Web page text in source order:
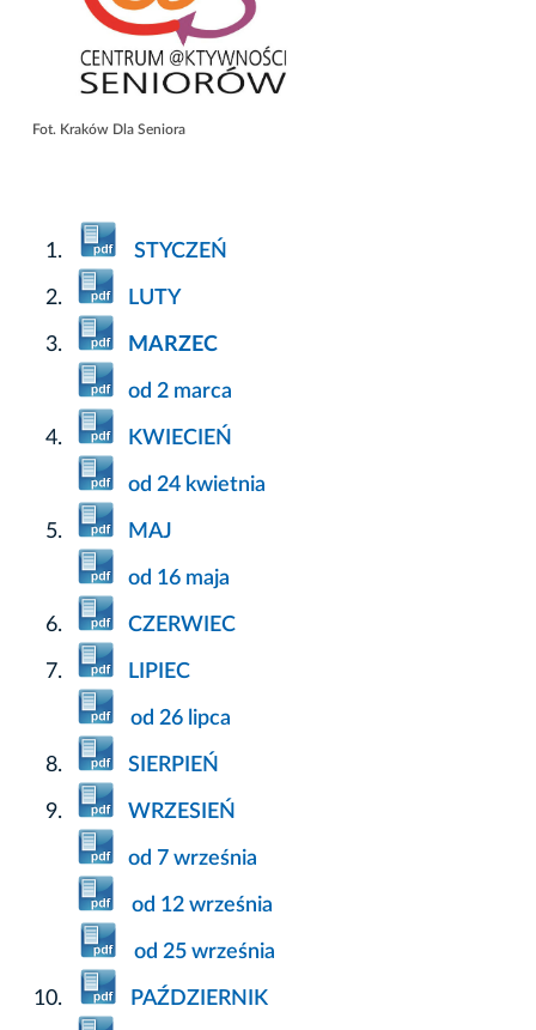
Fot. Kraków Dla Seniora
STYCZEŃ
LUTY
MARZEC
od 2 marca
KWIECIEŃ
od 24 kwietnia
MAJ
od 16 maja
CZERWIEC
LIPIEC
od 26 lipca
SIERPIEŃ
WRZESIEŃ
od 7 września
od 12 września
od 25 września
PAŹDZIERNIK